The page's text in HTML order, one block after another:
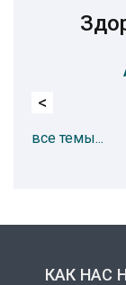
<
все темы...
КАК НАС